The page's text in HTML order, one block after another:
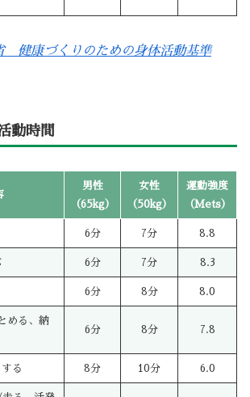
健康づくりのための身体活動基準
動時間
男性
（65kg）
女性
（50kg）
運動強度
（Mets）
6分 7分 8.8
6分 7分 8.3
6分 8分 8.0
める、納
6分 8分 7.8
る 8分 10分 6.0